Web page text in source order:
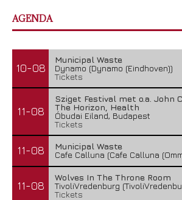
AGENDA
10-08
Municipal Waste
Dynamo (Dynamo (Eindhoven))
Tickets
11-08
Sziget Festival met o.a. John
The Horizon, Health
Óbudai Eiland, Budapest
Tickets
11-08
Municipal Waste
Cafe Calluna (Cafe Calluna
11-08
Wolves In The Throne Room
TivoliVredenburg
Tickets